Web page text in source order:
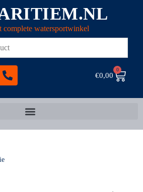
complete watersportwinkel
€0,00
0